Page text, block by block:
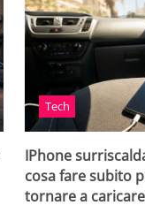
Tech
IPhone
cosa fare subito
tornare a caricare